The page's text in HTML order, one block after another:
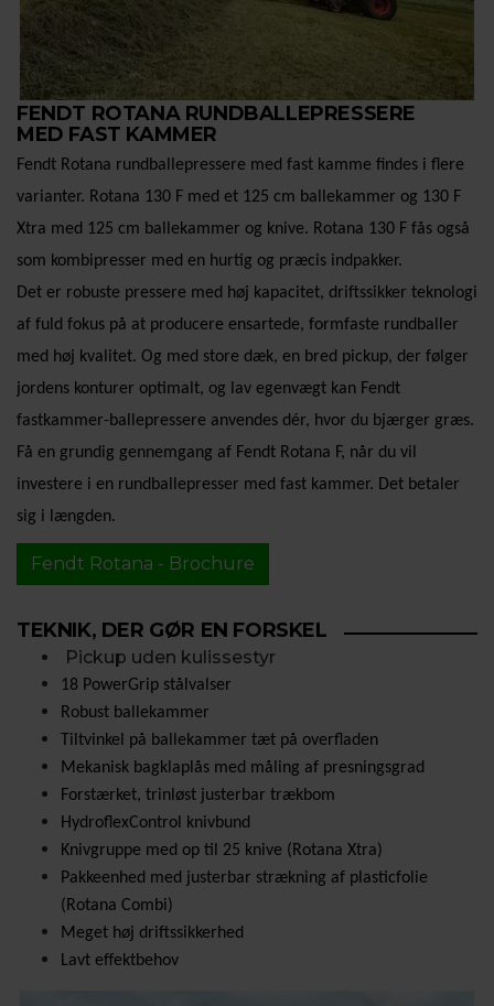
FENDT ROTANA RUNDBALLEPRESSERE
MED FAST KAMMER
Fendt Rotana rundballepressere med fast kamme findes i flere
varianter. Rotana 130 F med et 125 cm ballekammer og 130 F
Xtra med 125 cm ballekammer og knive. Rotana 130 F fås også
som kombipresser med en hurtig og præcis indpakker.
Det er robuste pressere med høj kapacitet, driftssikker teknologi
af fuld fokus på at producere ensartede, formfaste rundballer
med høj kvalitet. Og med store dæk, en bred pickup, der følger
jordens konturer optimalt, og lav egenvægt kan Fendt
fastkammer-ballepressere anvendes dér, hvor du bjærger græs.
Få en grundig gennemgang af Fendt Rotana F, når du vil
investere i en rundballepresser med fast kammer. Det betaler
sig i længden.
Fendt Rotana - Brochure
TEKNIK, DER GØR EN FORSKEL
Pickup uden kulissestyr
18 PowerGrip stålvalser
Robust ballekammer
Tiltvinkel på ballekammer tæt på overfladen
Mekanisk bagklaplås med måling af presningsgrad
Forstærket, trinløst justerbar trækbom
HydroflexControl knivbund
Knivgruppe med op til 25 knive (Rotana Xtra)
Pakkeenhed med justerbar strækning af plasticfolie
(Rotana Combi)
Meget høj driftssikkerhed
Lavt effektbehov